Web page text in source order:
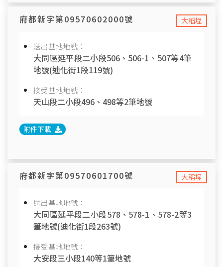
大稻埕
府都新字第09570602000號
送出基地地號：
大同區延平段二小段506、506-1、507等4筆
地號(迪化街1段119號)
接受基地地號：
天山段二小段496、498等2筆地號
附件下載
大稻埕
府都新字第09570601700號
送出基地地號：
大同區延平段二小段578、578-1、578-2等3
筆地號(迪化街1段263號)
接受基地地號：
大安段三小段140等1筆地號